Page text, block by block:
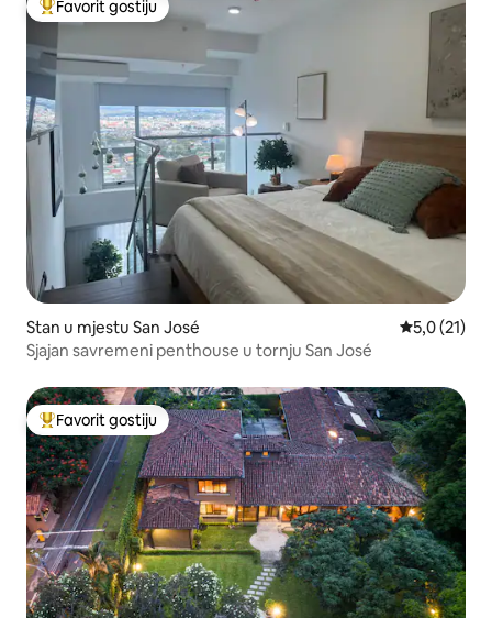
Glavni favorit gostiju
Favorit gostiju
Stan u mjestu San José Prosječna
5,0 (21)
Sjajan savremeni penthouse u tornju San José
Glavni favorit gostiju
Favorit gostiju